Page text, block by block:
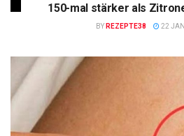
150-mal stärker als
BY REZEPTE38 22